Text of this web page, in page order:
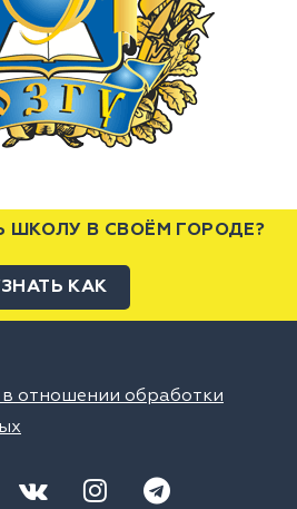
ШКОЛУ В СВОЁМ ГОРОДЕ?
КАК
в отношении обработки